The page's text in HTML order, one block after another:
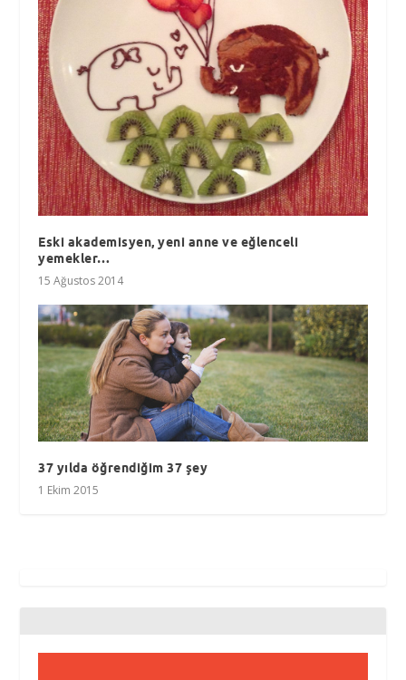
Eski akademisyen, yeni anne ve eğlenceli
yemekler…
15 Ağustos 2014
37 yılda öğrendiğim 37 şey
1 Ekim 2015